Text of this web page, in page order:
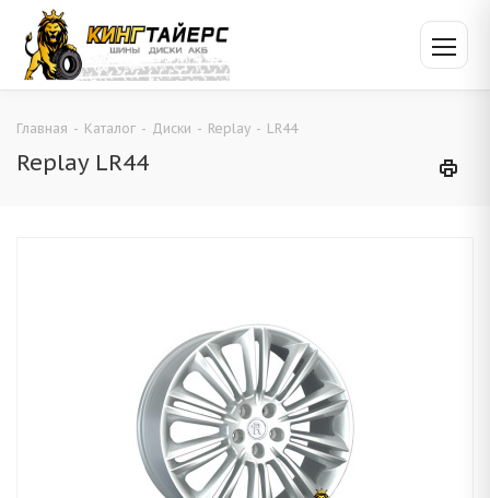
Главная - Каталог - Диски - Replay - LR44
Replay LR44